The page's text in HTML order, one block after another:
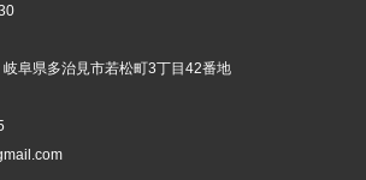
県多治見市若松町3丁目42番地